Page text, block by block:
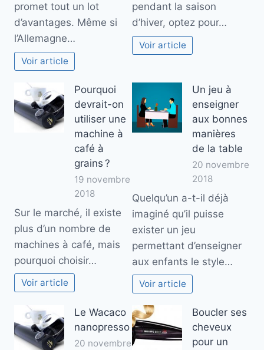
promet tout un lot
d’avantages. Même si
l’Allemagne…
Voir article
pendant la saison
d’hiver, optez pour…
Voir article
Pourquoi
devrait-on
utiliser une
machine à
café à
grains ?
19 novembre
2018
Sur le marché, il existe
plus d’un nombre de
machines à café, mais
pourquoi choisir…
Voir article
Un jeu à
enseigner
aux bonnes
manières
de la table
20 novembre
2018
Quelqu’un a-t-il déjà
imaginé qu’il puisse
exister un jeu
permettant d’enseigner
aux enfants le style…
Voir article
Le Wacaco
nanopresso
20 novembre
Boucler ses
cheveux
pour un